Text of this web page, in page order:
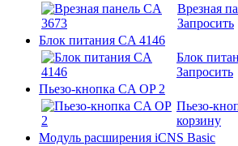
Врезная
Запросить
Блок питания CA 4146
Блок
Запросить
Пьезо-кнопка CA OP 2
Пьезо-
корзину
Модуль расширения iCNS Basic